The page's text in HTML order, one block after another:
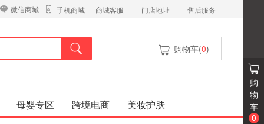
微信商城 手机商城 商城客服 门店地址 售后服务
购物车(0)
母婴专区 跨境电商
美妆护肤
购
物
车
0